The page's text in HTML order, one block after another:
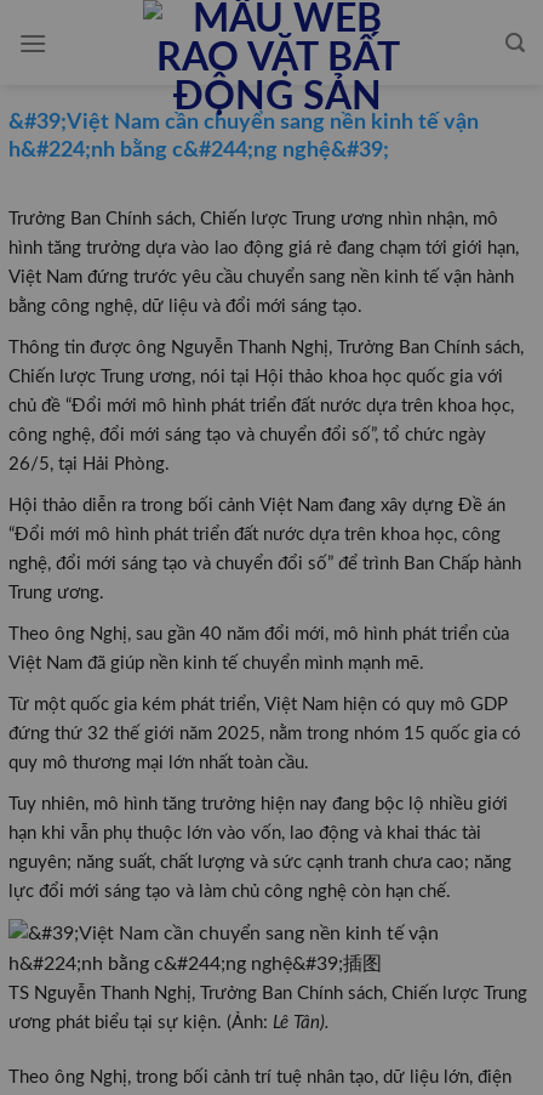
&#39;Việt Nam cần chuyển sang nền kinh tế vận
h&#224;nh bằng c&#244;ng nghệ&#39;
Trưởng Ban Chính sách, Chiến lược Trung ương nhìn nhận, mô
hình tăng trưởng dựa vào lao động giá rẻ đang chạm tới giới hạn,
Việt Nam đứng trước yêu cầu chuyển sang nền kinh tế vận hành
bằng công nghệ, dữ liệu và đổi mới sáng tạo.
Thông tin được ông Nguyễn Thanh Nghị, Trưởng Ban Chính sách,
Chiến lược Trung ương, nói tại Hội thảo khoa học quốc gia với
chủ đề “Đổi mới mô hình phát triển đất nước dựa trên khoa học,
công nghệ, đổi mới sáng tạo và chuyển đổi số”, tổ chức ngày
26/5, tại Hải Phòng.
Hội thảo diễn ra trong bối cảnh Việt Nam đang xây dựng Đề án
“Đổi mới mô hình phát triển đất nước dựa trên khoa học, công
nghệ, đổi mới sáng tạo và chuyển đổi số” để trình Ban Chấp hành
Trung ương.
Theo ông Nghị, sau gần 40 năm đổi mới, mô hình phát triển của
Việt Nam đã giúp nền kinh tế chuyển mình mạnh mẽ.
Từ một quốc gia kém phát triển, Việt Nam hiện có quy mô GDP
đứng thứ 32 thế giới năm 2025, nằm trong nhóm 15 quốc gia có
quy mô thương mại lớn nhất toàn cầu.
Tuy nhiên, mô hình tăng trưởng hiện nay đang bộc lộ nhiều giới
hạn khi vẫn phụ thuộc lớn vào vốn, lao động và khai thác tài
nguyên; năng suất, chất lượng và sức cạnh tranh chưa cao; năng
lực đổi mới sáng tạo và làm chủ công nghệ còn hạn chế.
TS Nguyễn Thanh Nghị, Trưởng Ban Chính sách, Chiến lược Trung
ương phát biểu tại sự kiện. (Ảnh: Lê Tân).
Theo ông Nghị, trong bối cảnh trí tuệ nhân tạo, dữ liệu lớn, điện